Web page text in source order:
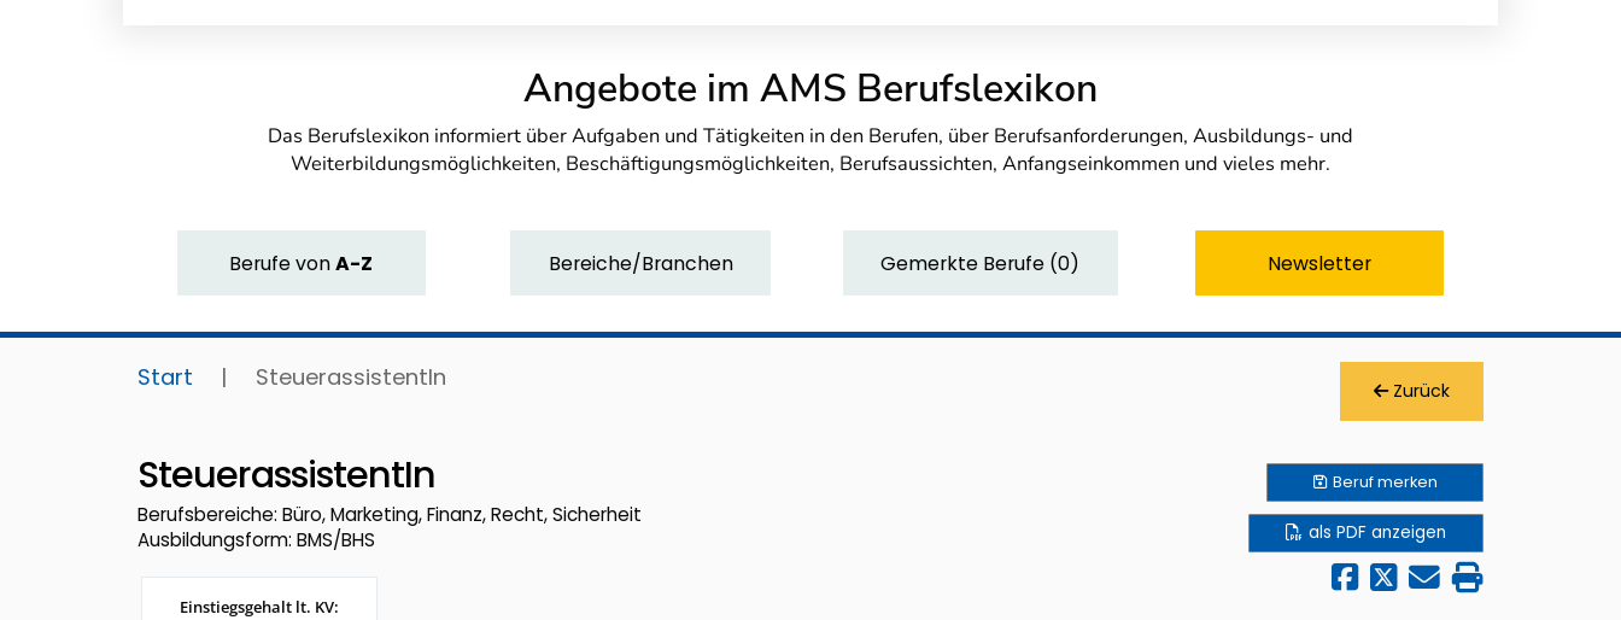
Angebote im AMS Berufslexikon
Das Berufslexikon informiert über Aufgaben und Tätigkeiten in den Berufen, über Berufsanforderungen, Ausbildungs- und
Weiterbildungsmöglichkeiten, Beschäftigungsmöglichkeiten, Berufsaussichten, Anfangseinkommen und vieles mehr.
BerufevonA-Z Bereiche/Branchen Gemerkte Berufe (0) Newsletter
Start | SteuerassistentIn Zurück
SteuerassistentIn
Berufsbereiche: Büro, Marketing, Finanz, Recht, Sicherheit
Ausbildungsform: BMS/BHS
Einstiegsgehalt lt. KV:
Berufmerken
als PDF anzeigen